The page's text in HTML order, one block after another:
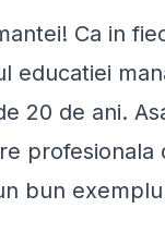
Ca in
educatiei
20 de ani.
profesionala
bun